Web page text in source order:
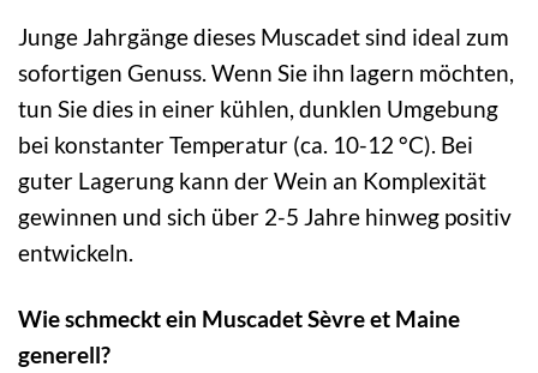
Junge Jahrgänge dieses Muscadet sind ideal zum
sofortigen Genuss. Wenn Sie ihn lagern möchten,
tun Sie dies in einer kühlen, dunklen Umgebung
bei konstanter Temperatur (ca. 10-12 °C). Bei
guter Lagerung kann der Wein an Komplexität
gewinnen und sich über 2-5 Jahre hinweg positiv
entwickeln.
Wie schmeckt ein Muscadet Sèvre et Maine
generell?